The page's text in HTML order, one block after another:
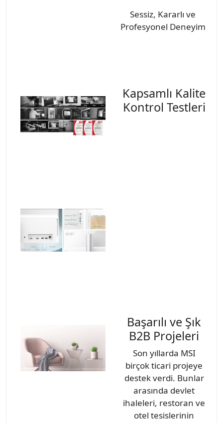
Sessiz, Kararlı ve
Profesyonel Deneyim
Kapsamlı Kalite
Kontrol Testleri
Başarılı ve Şık
B2B Projeleri
Son yıllarda MSI
birçok ticari projeye
destek verdi. Bunlar
arasında devlet
ihaleleri, restoran ve
otel tesislerinin